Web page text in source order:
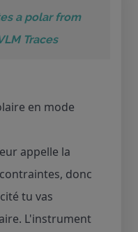
a polar from
Traces
en mode
appelle la
donc
tu vas
L'instrument